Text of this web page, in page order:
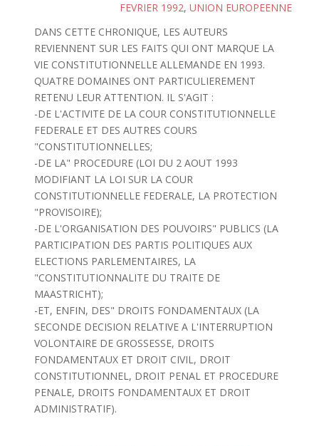
FEVRIER 1992, UNION EUROPEENNE
DANS CETTE CHRONIQUE, LES AUTEURS
REVIENNENT SUR LES FAITS QUI ONT MARQUE LA
VIE CONSTITUTIONNELLE ALLEMANDE EN 1993.
QUATRE DOMAINES ONT PARTICULIEREMENT
RETENU LEUR ATTENTION. IL S'AGIT :
-DE L'ACTIVITE DE LA COUR CONSTITUTIONNELLE
FEDERALE ET DES AUTRES COURS
"CONSTITUTIONNELLES;
-DE LA" PROCEDURE (LOI DU 2 AOUT 1993
MODIFIANT LA LOI SUR LA COUR
CONSTITUTIONNELLE FEDERALE, LA PROTECTION
"PROVISOIRE);
-DE L'ORGANISATION DES POUVOIRS" PUBLICS (LA
PARTICIPATION DES PARTIS POLITIQUES AUX
ELECTIONS PARLEMENTAIRES, LA
"CONSTITUTIONNALITE DU TRAITE DE
MAASTRICHT);
-ET, ENFIN, DES" DROITS FONDAMENTAUX (LA
SECONDE DECISION RELATIVE A L'INTERRUPTION
VOLONTAIRE DE GROSSESSE, DROITS
FONDAMENTAUX ET DROIT CIVIL, DROIT
CONSTITUTIONNEL, DROIT PENAL ET PROCEDURE
PENALE, DROITS FONDAMENTAUX ET DROIT
ADMINISTRATIF).